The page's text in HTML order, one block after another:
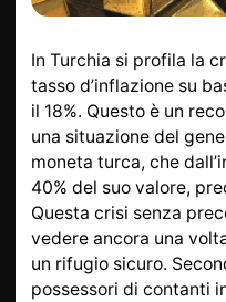
DA SAPERE
ORO POSTALE
STATO
JOBS
In Turchia si profila la
tasso d’inflazione su
il 18%. Questo è un
una situazione del
moneta turca, che
40% del suo valore,
Questa crisi senza
vedere ancora una
un rifugio sicuro.
possessori di contanti